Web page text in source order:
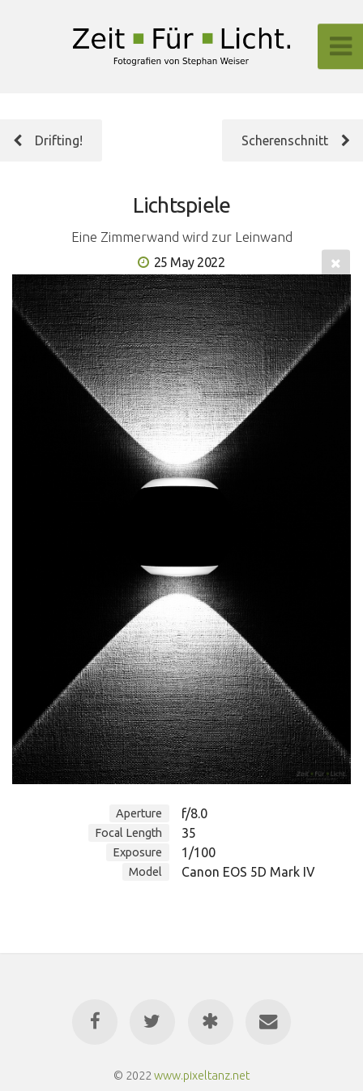
Drifting! Scherenschnitt
Lichtspiele
Eine Zimmerwand wird zur Leinwand
25 May 2022
Aperture f/8.0
Focal Length 35
Exposure 1/100
Model Canon EOS 5D Mark IV
© 2022 www.pixeltanz.net